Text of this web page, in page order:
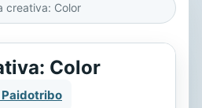
creativa: Color
Color
Paidotribo